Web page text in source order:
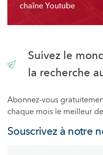
chaîne Youtube
Suivez le
la recherche
Abonnez-vous
chaque mois le meilleur
Souscrivez à notre